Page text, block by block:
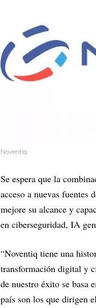
Noventiq
Se espera que la
acceso a nuevas fuentes
mejore su alcance y
en ciberseguridad, IA
“Noventiq tiene una
transformación digital y
de nuestro éxito se basa
país son los que dirigen